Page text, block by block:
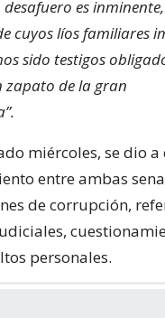
es
cuyos líos familiares
sido testigos
zapato de la gran
miércoles, se dio a
entre ambas
de corrupción,
personales.